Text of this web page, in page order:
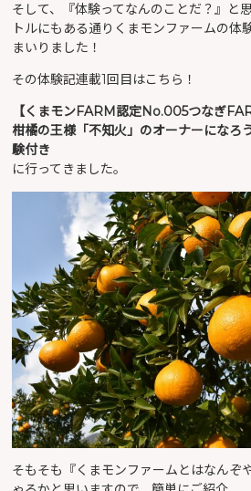
そして、『体験ってなんのことだ？』と
トルにもある通りくまモンファームの体
まいりました！
その体験記連載1回目はこちら！
【くまモンFARM認定No.005つなぎ
柑橘の王様「不知火」のオーナーになろ
験付き
に行ってきました。
そもそも『くまモンファームとはなんぞ